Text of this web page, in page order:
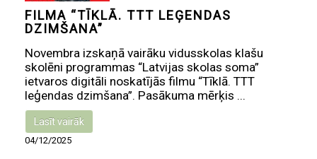
FILMA “TĪKLĀ. TTT LEĢENDAS
DZIMŠANA”
Novembra izskaņā vairāku vidusskolas klašu
skolēni programmas “Latvijas skolas soma”
ietvaros digitāli noskatījās filmu “Tīklā. TTT
leģendas dzimšana”. Pasākuma mērķis ...
Lasīt vairāk
04/12/2025